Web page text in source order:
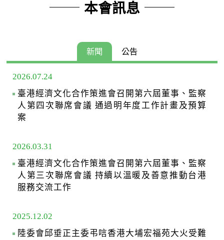
本會訊息
新聞 公告
2026.07.24
臺港經濟文化合作策進會召開第六屆董事、監察
人第四次聯席會議 通過明年度工作計畫及預算
案
2026.03.31
臺港經濟文化合作策進會召開第六屆董事、監察
人第三次聯席會議 持續以溫暖及善意推動台港
服務交流工作
2025.12.02
陸委會邱垂正主委弔唁香港大埔宏福苑大火受難